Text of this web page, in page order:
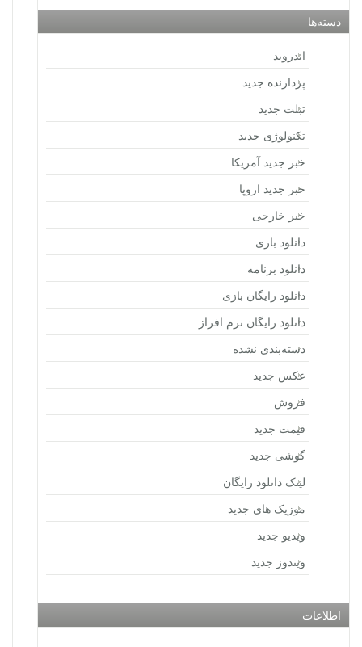
دسته‌ها
اندروید
پردازنده جدید
تبلت جدید
تکنولوژی جدید
خبر جدید آمریکا
خبر جدید اروپا
خبر خارجی
دانلود بازی
دانلود برنامه
دانلود رایگان بازی
دانلود رایگان نرم افراز
دسته‌بندی نشده
عکس جدید
فروش
قیمت جدید
گوشی جدید
لینک دانلود رایگان
موزیک های جدید
ویدیو جدید
ویندوز جدید
اطلاعات